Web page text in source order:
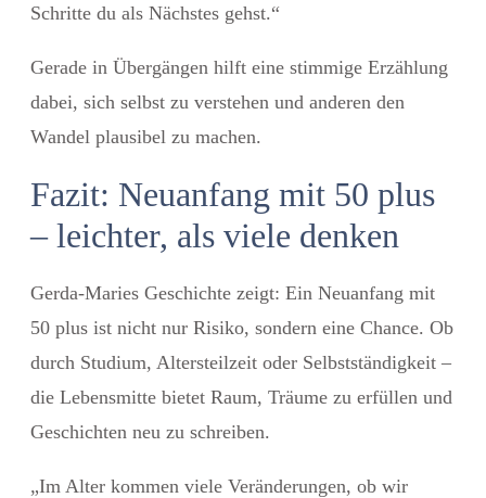
Schritte du als Nächstes gehst.“
Gerade in Übergängen hilft eine stimmige Erzählung
dabei, sich selbst zu verstehen und anderen den
Wandel plausibel zu machen.
Fazit: Neuanfang mit 50 plus
– leichter, als viele denken
Gerda-Maries Geschichte zeigt: Ein Neuanfang mit
50 plus ist nicht nur Risiko, sondern eine Chance. Ob
durch Studium, Altersteilzeit oder Selbstständigkeit –
die Lebensmitte bietet Raum, Träume zu erfüllen und
Geschichten neu zu schreiben.
„Im Alter kommen viele Veränderungen, ob wir